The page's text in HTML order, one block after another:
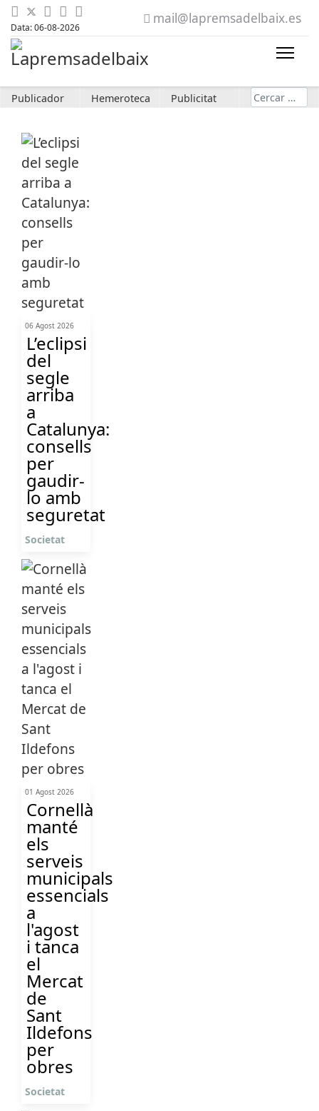
Data: 06-08-2026
mail@lapremsadelbaix.es
Publicador Hemeroteca Publicitat Cerca
06 Agost 2026
L’eclipsi
del
segle
arriba
a
Catalunya:
consells
per
gaudir-
lo amb
seguretat
Societat
01 Agost 2026
Cornellà
manté
els
serveis
municipals
essencials
a
l'agost
i tanca
el
Mercat
de
Sant
Ildefons
per
obres
Societat